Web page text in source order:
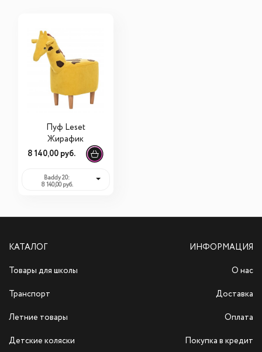
Пуф Leset
Жирафик
8 140,00 руб.
Baddy 20:
8 140,00 руб.
КАТАЛОГ
Товары для школы
Транспорт
Летние товары
Детские коляски
ИНФОРМАЦИЯ
О нас
Доставка
Оплата
Покупка в кредит